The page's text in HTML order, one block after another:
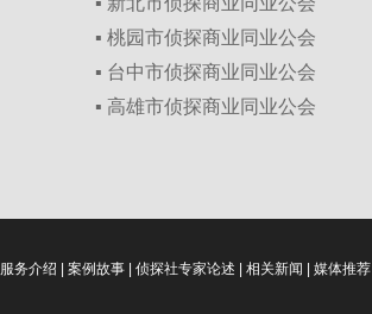
▪ 桃园市侦探商业同业公会
▪ 台中市侦探商业同业公会
▪ 高雄市侦探商业同业公会
服务介绍 案例故事 侦探社专家论述 相关新闻 媒体推荐